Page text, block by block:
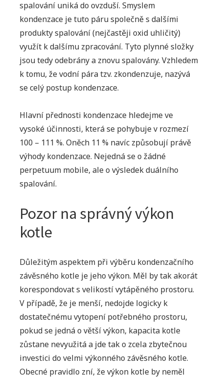
spalování uniká do ovzduší. Smyslem
kondenzace je tuto páru společně s dalšími
produkty spalování (nejčastěji oxid uhličitý)
využít k dalšímu zpracování. Tyto plynné složky
jsou tedy odebrány a znovu spalovány. Vzhledem
k tomu, že vodní pára tzv. zkondenzuje, nazývá
se celý postup kondenzace.
Hlavní přednosti kondenzace hledejme ve
vysoké účinnosti, která se pohybuje v rozmezí
100 – 111 %. Oněch 11 % navíc způsobují právě
výhody kondenzace. Nejedná se o žádné
perpetuum mobile, ale o výsledek duálního
spalování.
Pozor na správný výkon
kotle
Důležitým aspektem při výběru kondenzačního
závěsného kotle je jeho výkon. Měl by tak akorát
korespondovat s velikostí vytápěného prostoru.
V případě, že je menší, nedojde logicky k
dostatečnému vytopení potřebného prostoru,
pokud se jedná o větší výkon, kapacita kotle
zůstane nevyužitá a jde tak o zcela zbytečnou
investici do velmi výkonného závěsného kotle.
Obecné pravidlo zní, že výkon kotle by neměl